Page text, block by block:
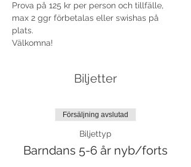
Prova på 125 kr per person och tillfälle,
max 2 ggr förbetalas eller swishas på
plats.
Välkomna!
Biljetter
Försäljning avslutad
Biljettyp
Barndans 5-6 år nyb/forts